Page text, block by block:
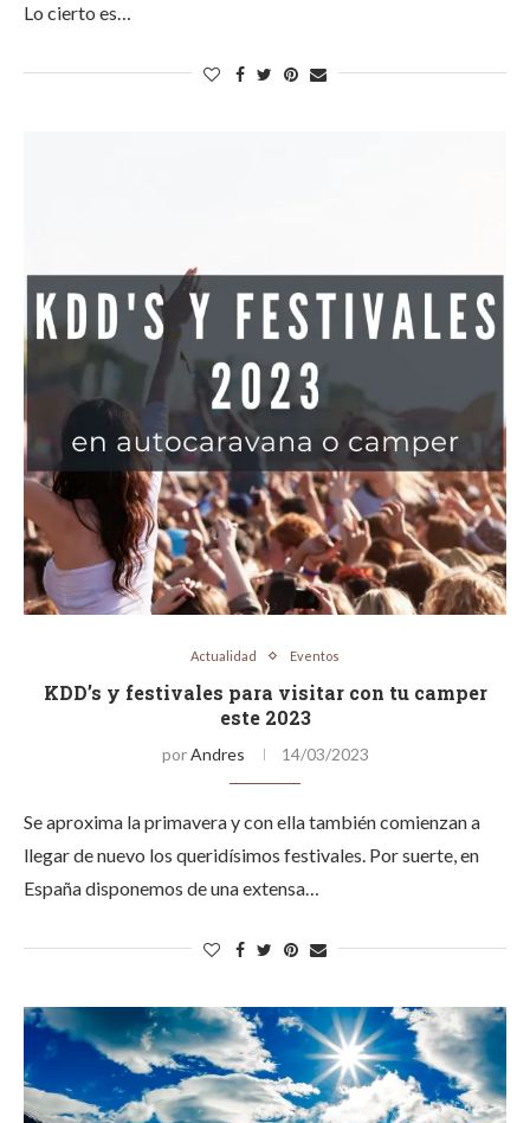
Lo cierto es…
Actualidad Eventos
KDD’s y festivales para visitar con tu camper
este 2023
porAndres 14/03/2023
Se aproxima la primavera y con ella también comienzan a
llegar de nuevo los queridísimos festivales. Por suerte, en
España disponemos de una extensa…